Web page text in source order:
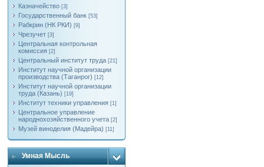
Казначейство [3]
Государственный банк [53]
Рабкрин (НК РКИ) [9]
Чрезучет [3]
Центральная контрольная
комиссия [2]
Центральный институт труда [21]
Институт научной организации
производства (Таганрог) [12]
Институт научной организации
труда (Казань) [19]
Институт техники управления [1]
Центральное управление
народнохозяйственного учета [2]
Музей виноделия (Мадейра) [11]
Умная Мысль